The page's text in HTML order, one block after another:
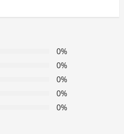
0%
0%
0%
0%
0%